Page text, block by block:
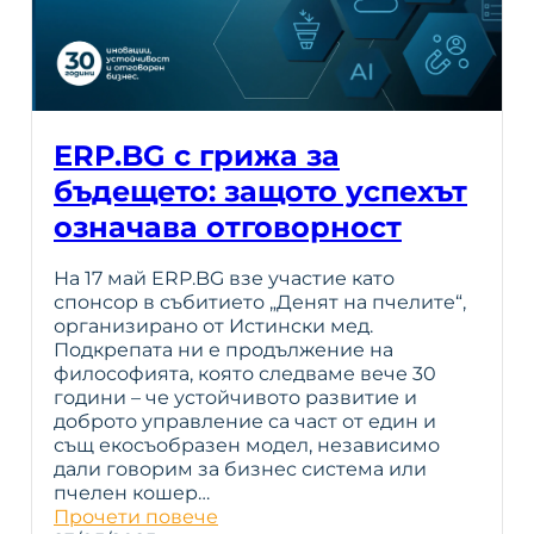
ERP.BG с грижа за
бъдещето: защото успехът
означава отговорност
На 17 май ERP.BG взе участие като
спонсор в събитието „Денят на пчелите“,
организирано от Истински мед.
Подкрепата ни е продължение на
философията, която следваме вече 30
години – че устойчивото развитие и
доброто управление са част от един и
същ екосъобразен модел, независимо
дали говорим за бизнес система или
пчелен кошер…
Прочети повече